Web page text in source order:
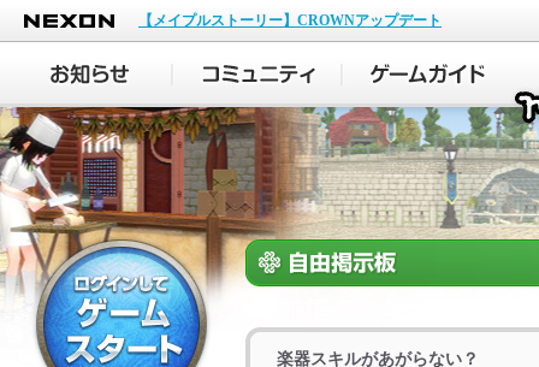
NEXON
【メイプルストーリー】CROWNアップデート
楽器スキルがあがらない？